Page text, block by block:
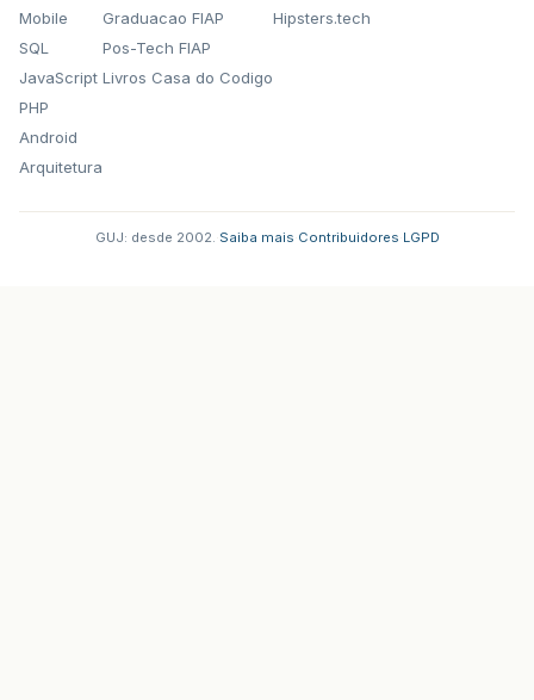
Mobile
SQL
JavaScript
PHP
Android
Arquitetura
Graduacao FIAP
Pos-Tech FIAP
Livros Casa do Codigo
Hipsters.tech
GUJ: desde 2002. Saiba mais Contribuidores LGPD